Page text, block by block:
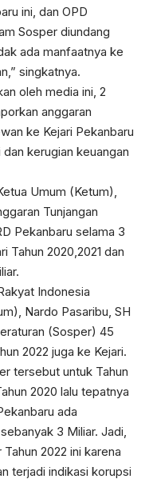
ini, dan OPD
Sosper diundang
ada manfaatnya ke
singkatnya.
oleh media ini, 2
anggaran
ke Kejari Pekanbaru
kerugian keuangan
Umum (Ketum),
Tunjangan
Pekanbaru selama 3
Tahun 2020,2021 dan
Indonesia
Nardo Pasaribu, SH
(Sosper) 45
2022 juga ke Kejari.
tersebut untuk Tahun
2020 lalu tepatnya
ada
3 Miliar. Jadi,
2022 ini karena
terjadi indikasi korupsi